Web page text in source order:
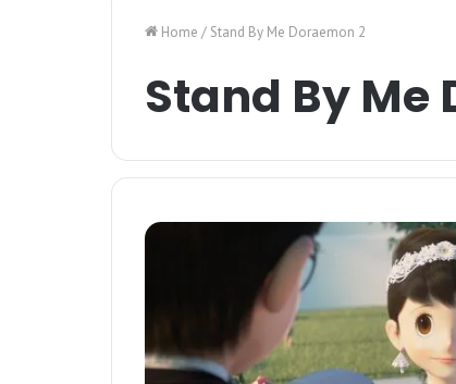
Home / Stand By Me Doraemon 2
Stand By Me